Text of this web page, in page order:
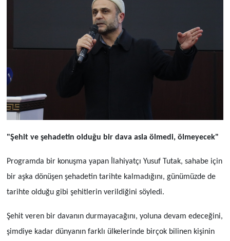
"Şehit ve şehadetin olduğu bir dava asla ölmedi, ölmeyecek"
Programda bir konuşma yapan İlahiyatçı Yusuf Tutak, sahabe için
bir aşka dönüşen şehadetin tarihte kalmadığını, günümüzde de
tarihte olduğu gibi şehitlerin verildiğini söyledi.
Şehit veren bir davanın durmayacağını, yoluna devam edeceğini,
şimdiye kadar dünyanın farklı ülkelerinde birçok bilinen kişinin